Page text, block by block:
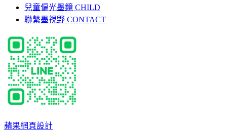
兒童偏光墨鏡 CHILD
聯繫墨視野 CONTACT
蘋果網頁設計